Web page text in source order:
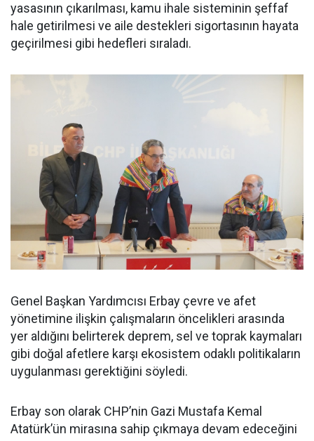
yasasının çıkarılması, kamu ihale sisteminin şeffaf
hale getirilmesi ve aile destekleri sigortasının hayata
geçirilmesi gibi hedefleri sıraladı.
Genel Başkan Yardımcısı Erbay çevre ve afet
yönetimine ilişkin çalışmaların öncelikleri arasında
yer aldığını belirterek deprem, sel ve toprak kaymaları
gibi doğal afetlere karşı ekosistem odaklı politikaların
uygulanması gerektiğini söyledi.
Erbay son olarak CHP’nin Gazi Mustafa Kemal
Atatürk’ün mirasına sahip çıkmaya devam edeceğini